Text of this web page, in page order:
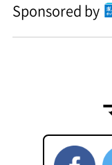
Sponsored by